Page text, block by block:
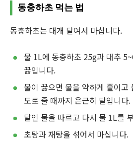
동충하초 먹는 법
동충하초는 대개 달여서 마십니다.
물 1L에 동충하초 25g과 대추
끓입니다.
물이 끓으면 불을 약하게 줄이
도로 줄 때까지 은근히 달입니다.
달인 물을 따르고 다시 물 1L를
초탕과 재탕을 섞어서 마십니다.